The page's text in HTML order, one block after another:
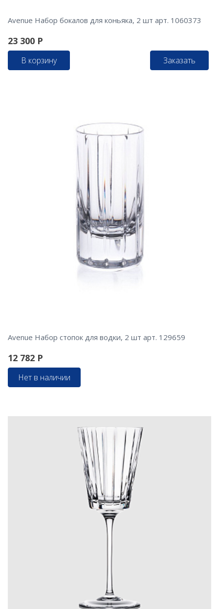
Avenue Набор бокалов для коньяка, 2 шт арт. 1060373
23 300 Р
В корзину Заказать
Avenue Набор стопок для водки, 2 шт арт. 129659
12 782 Р
Нет в наличии